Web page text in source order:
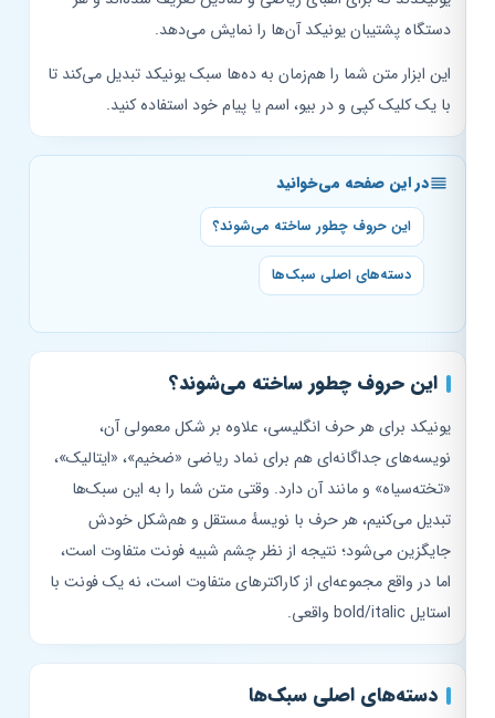
دستگاه پشتیبان یونیکد آن‌ها را نمایش می‌دهد.
این ابزار متن شما را هم‌زمان به ده‌ها سبک یونیکد تبدیل می‌کند تا
با یک کلیک کپی و در بیو، اسم یا پیام خود استفاده کنید.
در این صفحه می‌خوانید
این حروف چطور ساخته می‌شوند؟
دسته‌های اصلی سبک‌ها
این حروف چطور ساخته می‌شوند؟
یونیکد برای هر حرف انگلیسی، علاوه بر شکل معمولی آن،
نویسه‌های جداگانه‌ای هم برای نماد ریاضی «ضخیم»، «ایتالیک»،
«تخته‌سیاه» و مانند آن دارد. وقتی متن شما را به این سبک‌ها
تبدیل می‌کنیم، هر حرف با نویسهٔ مستقل و هم‌شکل خودش
جایگزین می‌شود؛ نتیجه از نظر چشم شبیه فونت متفاوت است،
اما در واقع مجموعه‌ای از کاراکترهای متفاوت است، نه یک فونت با
استایل bold/italic واقعی.
دسته‌های اصلی سبک‌ها